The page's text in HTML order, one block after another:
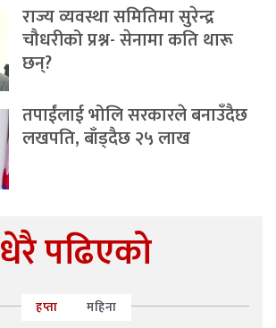
राज्य व्यवस्था समितिमा सुरेन्द्र
चौधरीको प्रश्न- सेनामा कति थारू
छन्?
तपाईंलाई भोलि सरकारले बनाउँदैछ
लखपति, बाँड्दैछ २५ लाख
धेरै पढिएको
हप्ता महिना